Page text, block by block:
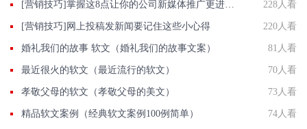
228人看
[营销技巧]网上投稿发新闻要记住这些小心得 220人看
婚礼我们的故事 软文（婚礼我们的故事文案） 81人看
最近很火的软文（最近流行的软文） 70人看
孝敬父母的软文（孝敬父母的美文） 73人看
精品软文案例（经典软文案例100例简单） 74人看